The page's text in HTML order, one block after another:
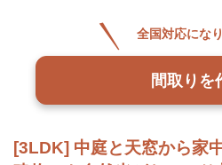
[3LDK] 中庭と天窓から家
全国対応にな
間取りを